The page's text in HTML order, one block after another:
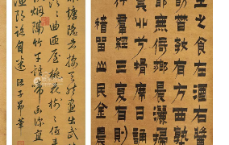
bản hơn là định danh thể loại văn học.